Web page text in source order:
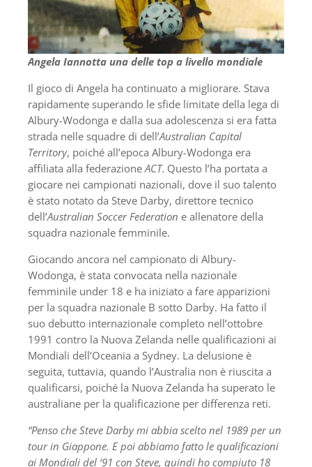
Angela Iannotta una delle top a livello mondiale
Il gioco di Angela ha continuato a migliorare. Stava
rapidamente superando le sfide limitate della lega di
Albury-Wodonga e dalla sua adolescenza si era fatta
strada nelle squadre di dell’Australian Capital
Territory, poiché all’epoca Albury-Wodonga era
affiliata alla federazione ACT. Questo l’ha portata a
giocare nei campionati nazionali, dove il suo talento
è stato notato da Steve Darby, direttore tecnico
dell’Australian Soccer Federation e allenatore della
squadra nazionale femminile.
Giocando ancora nel campionato di Albury-
Wodonga, è stata convocata nella nazionale
femminile under 18 e ha iniziato a fare apparizioni
per la squadra nazionale B sotto Darby. Ha fatto il
suo debutto internazionale completo nell’ottobre
1991 contro la Nuova Zelanda nelle qualificazioni ai
Mondiali dell’Oceania a Sydney. La delusione è
seguita, tuttavia, quando l’Australia non è riuscita a
qualificarsi, poiché la Nuova Zelanda ha superato le
australiane per la qualificazione per differenza reti.
“Penso che Steve Darby mi abbia scelto nel 1989 per un
tour in Giappone. E poi abbiamo fatto le qualificazioni
ai Mondiali del ‘91 con Steve, quindi ho compiuto 18